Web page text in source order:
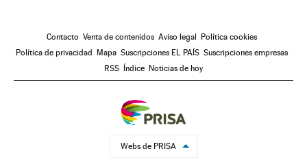
Contacto Venta de contenidos Aviso legal Política cookies
Política de privacidad Mapa Suscripciones EL PAÍS Suscripciones empresas
RSS Índice Noticias de hoy
Webs de PRISA